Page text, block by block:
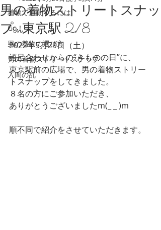
着物で通勤するには
Go！
男の着物の選び方
男の着物ストリートスナップ
入間の乱
男の着物ストリートスナッ
プin東京駅 2/8
2022年5月29日（土）
語呂合わせからの“きものの日”に、
東京駅前の広場で、男の着物ストリー
トスナップをしてきました。
８名の方にご参加いただき、
ありがとうございましたm(_ _ )m
順不同で紹介をさせていただきます。